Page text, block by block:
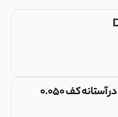
WLFI: به هدف سود 2R رسید؛ در آستانه کف 0.050